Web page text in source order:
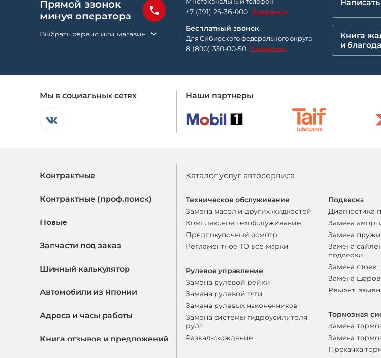
Прямой звонок
минуя оператора
Выбрать сервис или магазин
+7 (391) 26-36-000 Позвонить
Бесплатный звонок
Для Сибирского федерального округа
8 (800) 350-00-50 Позвонить
Написать
Книга
и
Мы в социальных сетях Наши партнеры
Контрактные
Контрактные (проф.поиск)
Новые
Запчасти под заказ
Шинный калькулятор
Автомобили из Японии
Адреса и часы работы
Книга отзывов и предложений
Каталог услуг автосервиса
Техническое обслуживание
Замена масел и других жидкостей
Комплексное техобслуживание
Предпокупочный осмотр
Регламентное ТО все марки
Рулевое управление
Замена рулевой рейки
Замена рулевой тяги
Замена рулевых наконечников
Замена системы гидроусилителя
руля
Развал-схождение
Подвеска
Диагностика
Замена
Замена
Замена
подвески
Замена стоек
Замена
Ремонт,
Тормозная
Замена
Замена
Прокачка